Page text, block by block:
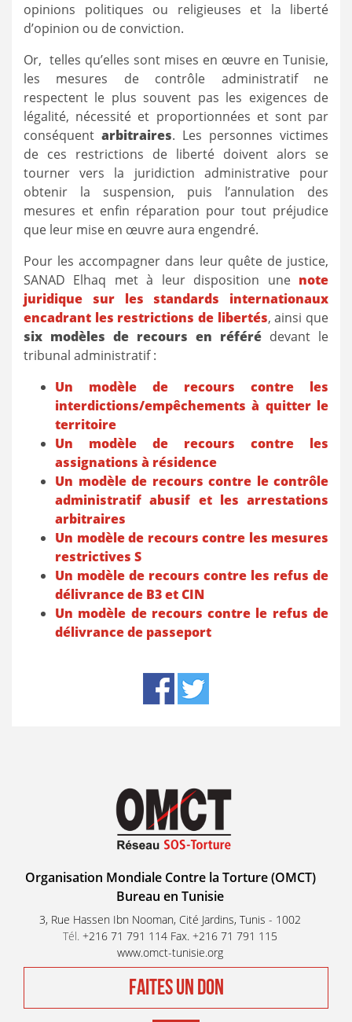
opinions politiques ou religieuses et la liberté
d’opinion ou de conviction.
Or, telles qu’elles sont mises en œuvre en Tunisie,
les mesures de contrôle administratif ne
respectent le plus souvent pas les exigences de
légalité, nécessité et proportionnées et sont par
conséquent arbitraires. Les personnes victimes
de ces restrictions de liberté doivent alors se
tourner vers la juridiction administrative pour
obtenir la suspension, puis l’annulation des
mesures et enfin réparation pour tout préjudice
que leur mise en œuvre aura engendré.
Pour les accompagner dans leur quête de justice,
SANAD Elhaq met à leur disposition une note
juridique sur les standards internationaux
encadrant les restrictions de libertés, ainsi que
six modèles de recours en référé devant le
tribunal administratif :
Un modèle de recours contre les
interdictions/empêchements à quitter le
territoire
Un modèle de recours contre les
assignations à résidence
Un modèle de recours contre le contrôle
administratif abusif et les arrestations
arbitraires
Un modèle de recours contre les mesures
restrictives S
Un modèle de recours contre les refus de
délivrance de B3 et CIN
Un modèle de recours contre le refus de
délivrance de passeport
Organisation Mondiale Contre la Torture (OMCT)
Bureau en Tunisie
3, Rue Hassen Ibn Nooman, Cité Jardins, Tunis - 1002
Tél. +216 71 791 114 Fax. +216 71 791 115
www.omct-tunisie.org
FAITES UN DON